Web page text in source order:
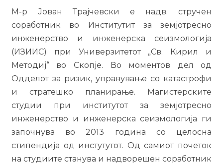
М-р Јован Трајчевски е надв. стручен
соработник во Институтит за земјотресно
инженерство и инженерска сеизмологија
(ИЗИИС) при Универзитетот „Св. Кирил и
Методиј“ во Скопје. Во моментов дел од
Одделот за ризик, управување со катастрофи
и стратешко планирање. Магистерските
студии при институтот за земјотресно
инженерство и инженерска сеизмологија ги
започнува во 2013 година со целосна
стипендија од инстутутот. Од самиот почеток
на студиите станува и надворешен соработник